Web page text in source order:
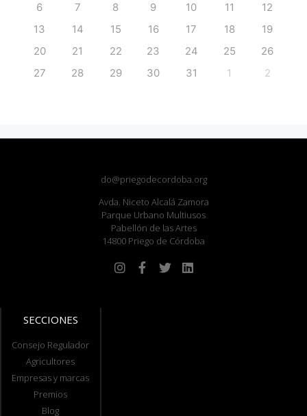
6
7 8 9 10 11
12
13
14 15 16 17 18
19
20
21 22 23 24 25
26
27
28 29 30 31 1 2
do@priegodecordoba.org
Avda. Niceto Alcalá Zamora
Parque Urbano Multiusos
Pabellón de las Artes
14800 Priego de Córdoba
SECCIONES
Consejo Regulador
Agricultores
Empresas y marcas
Premios
Blog